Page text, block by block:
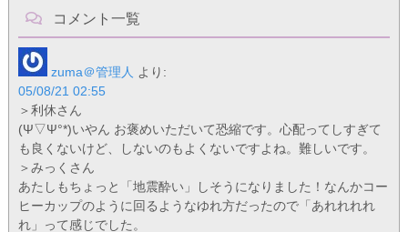
コメント一覧
zuma＠管理人 より:
05/08/21 02:55
＞利休さん
(Ψ▽Ψ°*)いやん お褒めいただいて恐縮です。心配ってしすぎて
も良くないけど、しないのもよくないですよね。難しいです。
＞みっくさん
あたしもちょっと「地震酔い」しそうになりました！なんかコー
ヒーカップのように回るようなゆれ方だったので「あれれれれ
れ」って感じでした。